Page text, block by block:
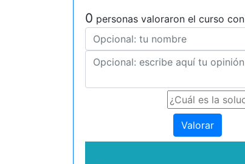
0 personas valoraron el curso con
Valorar